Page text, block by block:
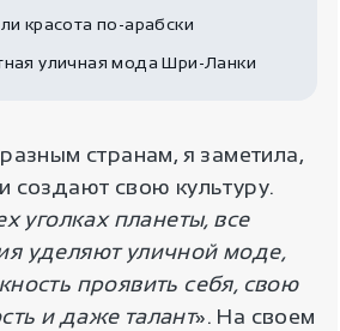
красота по-арабски
уличная мода Шри-Ланки
странам, я заметила,
создают свою культуру.
уголках планеты, все
уделяют уличной моде,
проявить себя, свою
и даже талант». На своем